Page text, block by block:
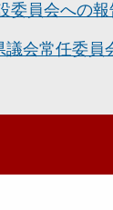
委員会への
議会常任委員